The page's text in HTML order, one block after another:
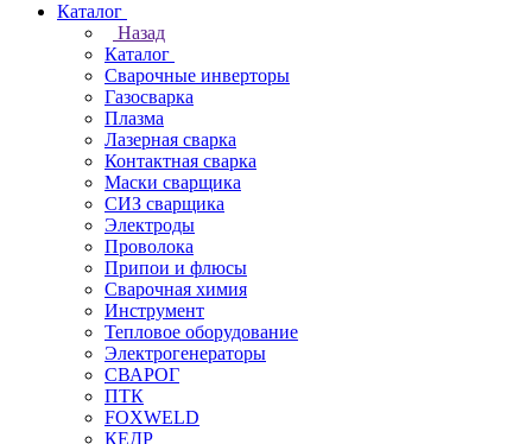
Каталог
Назад
Каталог
Сварочные инверторы
Газосварка
Плазма
Лазерная сварка
Контактная сварка
Маски сварщика
СИЗ сварщика
Электроды
Проволока
Припои и флюсы
Сварочная химия
Инструмент
Тепловое оборудование
Электрогенераторы
СВАРОГ
ПТК
FOXWELD
КЕДР